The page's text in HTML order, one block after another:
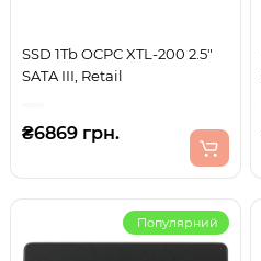
SSD 1Tb OCPC XTL-200 2.5"
SATA III, Retail
₴6869 грн.
Популярний